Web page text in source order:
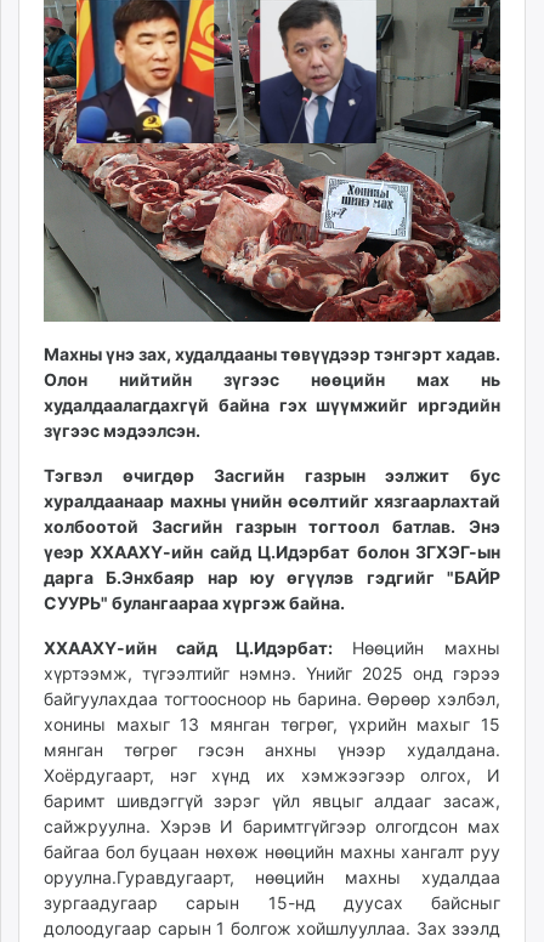
ikon.mn
mnb.mn
Livetv.mn
Eguur.mn
24tsag.mn
shuud.mn
eagle.mn
ergelt.mn
zarig.mn
today.mn
zuv.mn
mminfo.mn
ugluu.mn
urlag.mn
unen.mn
asu.mn
shudarga.mn
shuurhai.mn
unuudur.mn
isee.mn
fact.mn
itoim.mn
tumen.mn
shuum.mn
times.mn
tvmongolia.mn
mass.mn
assa.mn
toim.mn
Махны үнэ зах, худалдааны төвүүдээр тэнгэрт хадав.
Олон нийтийн зүгээс нөөцийн мах нь
худалдаалагдахгүй байна гэх шүүмжийг иргэдийн
зүгээс мэдээлсэн.
Тэгвэл өчигдөр Засгийн газрын ээлжит бус
хуралдаанаар махны үнийн өсөлтийг хязгаарлахтай
холбоотой Засгийн газрын тогтоол батлав. Энэ
үеэр ХХААХҮ-ийн сайд Ц.Идэрбат болон ЗГХЭГ-ын
дарга Б.Энхбаяр нар юу өгүүлэв гэдгийг "БАЙР
СУУРЬ" булангаараа хүргэж байна.
ХХААХҮ-ийн сайд Ц.Идэрбат: Нөөцийн махны
хүртээмж, түгээлтийг нэмнэ. Үнийг 2025 онд гэрээ
байгуулахдаа тогтоосноор нь барина. Өөрөөр хэлбэл,
хонины махыг 13 мянган төгрөг, үхрийн махыг 15
мянган төгрөг гэсэн анхны үнээр худалдана.
Хоёрдугаарт, нэг хүнд их хэмжээгээр олгох, И
баримт шивдэггүй зэрэг үйл явцыг алдааг засаж,
сайжруулна. Хэрэв И баримтгүйгээр олгогдсон мах
байгаа бол буцаан нөхөж нөөцийн махны хангалт руу
оруулна.Гуравдугаарт, нөөцийн махны худалдаа
зургаадугаар сарын 15-нд дуусах байсныг
долоодугаар сарын 1 болгож хойшлууллаа. Зах зээлд